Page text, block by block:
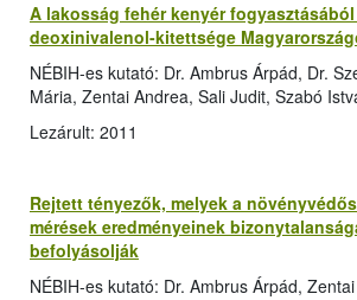
A lakosság fehér kenyér
deoxinivalenol-kitettsége
NÉBIH-es kutató: Dr. Ambrus Árpád, Dr.
Mária, Zentai Andrea, Sali Judit, Szabó
Lezárult: 2011
Rejtett tényezők, melyek a
mérések eredményeinek
befolyásolják
NÉBIH-es kutató: Dr. Ambrus Árpád,